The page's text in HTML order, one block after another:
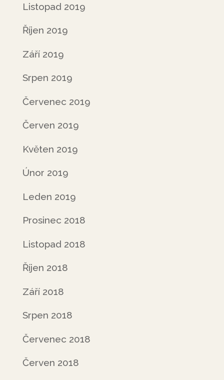
Listopad 2019
Říjen 2019
Září 2019
Srpen 2019
Červenec 2019
Červen 2019
Květen 2019
Únor 2019
Leden 2019
Prosinec 2018
Listopad 2018
Říjen 2018
Září 2018
Srpen 2018
Červenec 2018
Červen 2018